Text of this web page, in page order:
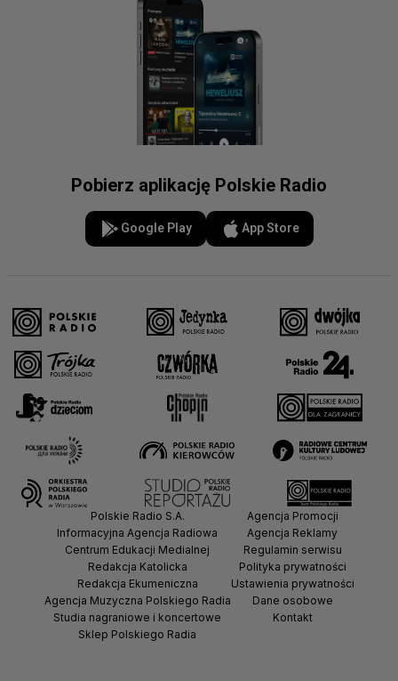
Pobierz aplikację Polskie Radio
Google Play App Store
Polskie Radio S.A.
Informacyjna Agencja Radiowa
Centrum Edukacji Medialnej
Redakcja Katolicka
Redakcja Ekumeniczna
Agencja Muzyczna Polskiego Radia
Studia nagraniowe i koncertowe
Sklep Polskiego Radia
Agencja Promocji
Agencja Reklamy
Regulamin serwisu
Polityka prywatności
Ustawienia prywatności
Dane osobowe
Kontakt